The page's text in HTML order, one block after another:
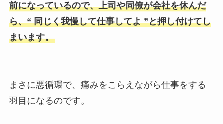
前になっているので、上司や同僚が会社を休んだ
ら、“ 同じく我慢して仕事してよ ”と押し付けてし
まいます。
まさに悪循環で、痛みをこらえながら仕事をする
羽目になるのです。